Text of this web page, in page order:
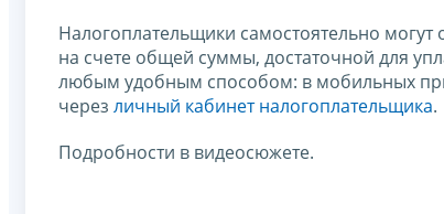
Налогоплательщики самостоятельно
на счете общей суммы, достаточной для
любым удобным способом: в мобильных
через личный кабинет налогоплательщика.
Подробности в видеосюжете.